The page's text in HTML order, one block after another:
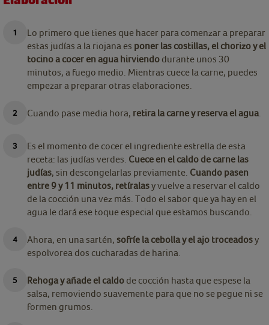
Lo primero que tienes que hacer para comenzar a preparar
estas judías a la riojana es poner las costillas, el chorizo y el
tocino a cocer en agua hirviendo durante unos 30
minutos, a fuego medio. Mientras cuece la carne, puedes
empezar a preparar otras elaboraciones.
Cuando pase media hora, retira la carne y reserva el agua
Es el momento de cocer el ingrediente estrella de esta
receta: las judías verdes. Cuece en el caldo de carne las
judías, sin descongelarlas previamente. Cuando pasen
entre 9 y 11 minutos, retíralasy vuelve a reservar el caldo
de la cocción una vez más. Todo el sabor que ya hay en el
agua le dará ese toque especial que estamos buscando.
Ahora, en una sartén, sofríe la cebolla y el ajo troceadosy
espolvorea dos cucharadas de harina.
Rehoga y añade el caldo de cocción hasta que espese la
salsa, removiendo suavemente para que no se pegue ni se
formen grumos.